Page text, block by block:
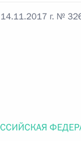
от
от
14.11.2017 г. №